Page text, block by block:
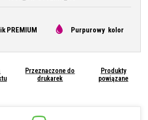
PREMIUM Purpurowy kolor
Przeznaczone do
drukarek
Produkty
powiązane